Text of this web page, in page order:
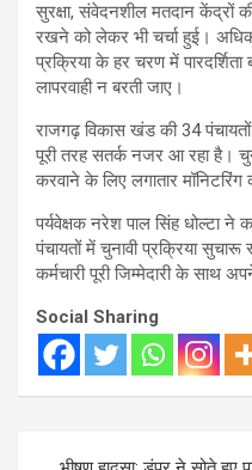
सुरक्षा, संवेदनशील मतदान केंद्रों
रखने को लेकर भी चर्चा हुई।
प्रक्रिया के हर चरण में
लापरवाही न बरती जाए।
राजगढ़ विकास खंड की 34
पूरी तरह सतर्क नजर आ रहा है।
करवाने के लिए लगातार मॉनिटरिंग
पर्यवेक्षक नरेश पाल सिंह धोल्टा
पंचायतों में चुनावी प्रक्रिया
कर्मचारी पूरी जिम्मेदारी के साथ
Social Sharing
Post